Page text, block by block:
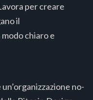
per creare
il
chiaro e
no-